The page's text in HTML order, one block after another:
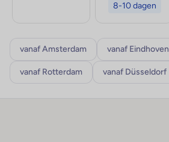
8-10 dagen
vanaf Amsterdam vanaf Eindhoven
vanaf Rotterdam vanaf Düsseldorf